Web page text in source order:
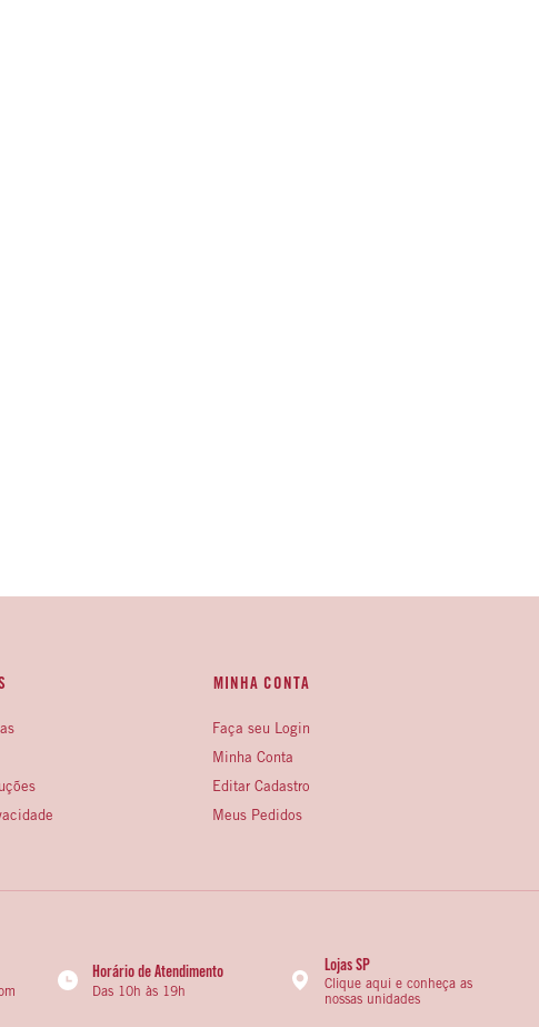
MINHA CONTA
Faça seu Login
Minha Conta
Editar Cadastro
Meus Pedidos
Horário de Atendimento
Das 10h às 19h
Lojas SP
Clique aqui e conheça as
nossas unidades